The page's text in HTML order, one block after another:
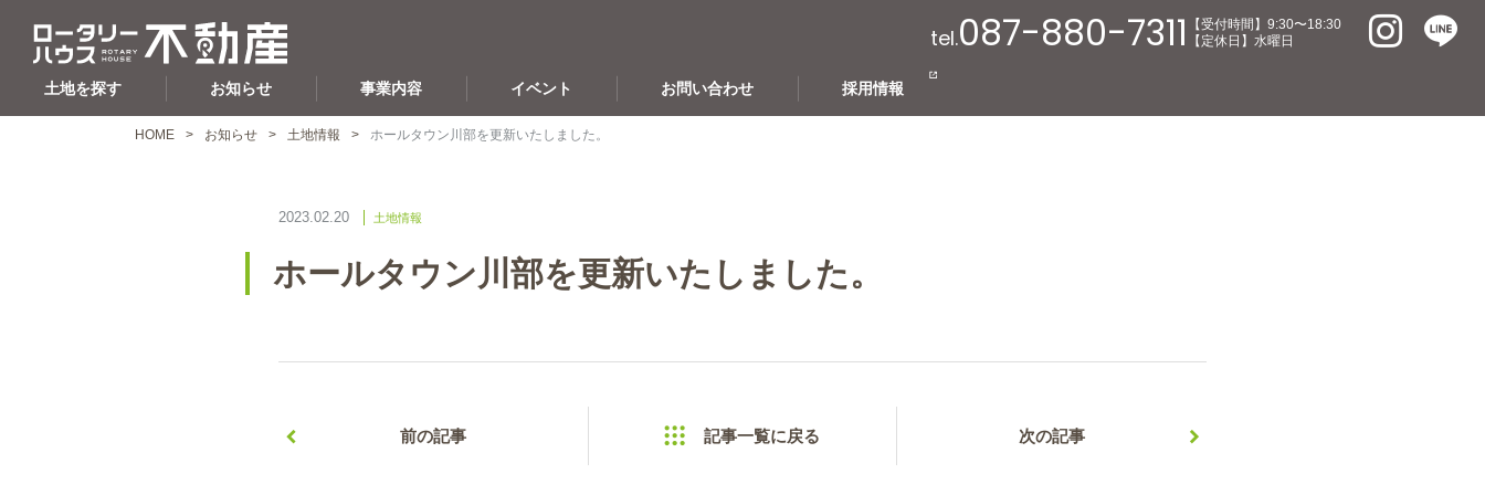
土地を探す お知らせ 事業内容 イベント お問い合わせ 採用情報
tel.087-880-7311
【受付時間】9:30〜18:30
【定休日】水曜日
HOME お知らせ 土地情報 ホールタウン川部を更新いたしました。
2023.02.20 土地情報
ホールタウン川部を更新いたしました。
前の記事 記事一覧に戻る 次の記事